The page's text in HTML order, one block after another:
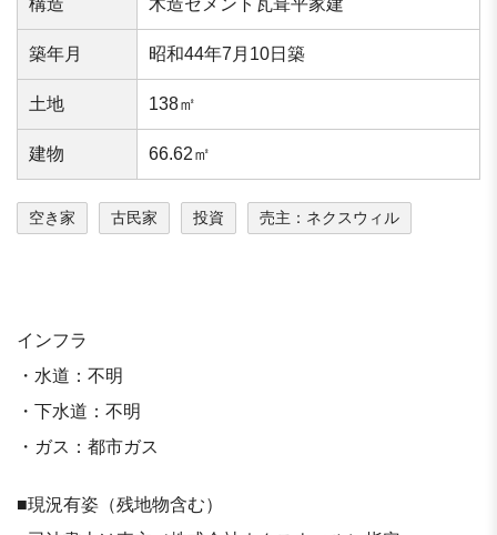
築年⽉ 昭和44年7月10日築
⼟地 138㎡
建物 66.62㎡
空き家 古民家 投資 売主：ネクスウィル
インフラ
・水道：不明
・下水道：不明
・ガス：都市ガス
■現況有姿（残地物含む）